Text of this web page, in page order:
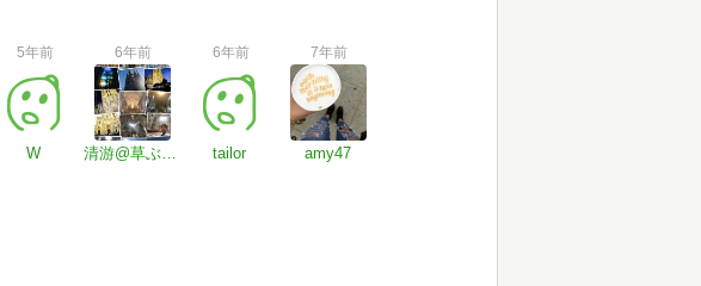
5年前
W
6年前
清游@草ぶえの丘で森林浴♨︎
6年前
tailor
7年前
amy47